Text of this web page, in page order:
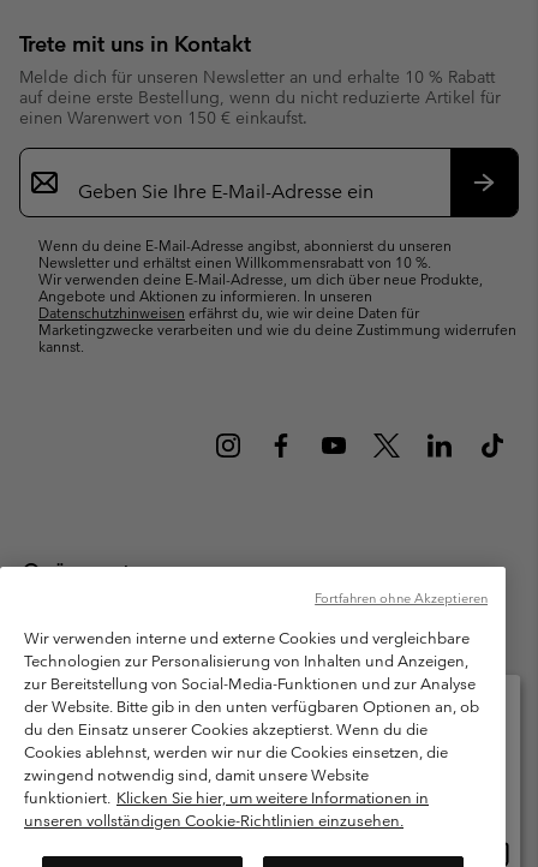
Trete mit uns in Kontakt
Melde dich für unseren Newsletter an und erhalte 10 % Rabatt
auf deine erste Bestellung, wenn du nicht reduzierte Artikel für
einen Warenwert von 150 € einkaufst.
Newsletter-
Anmeldung
Wenn du deine E-Mail-Adresse angibst, abonnierst du unseren
Newsletter und erhältst einen Willkommensrabatt von 10 %.
Wir verwenden deine E-Mail-Adresse, um dich über neue Produkte,
Angebote und Aktionen zu informieren. In unseren
Datenschutzhinweisen erfährst du, wie wir deine Daten für
Marketingzwecke verarbeiten und wie du deine Zustimmung widerrufen
kannst.
Österreich
Columbia Sportswear Austria GmbH. Moosfeldstraße 1, 5101
Bergheim, Salzburg Österreich. Alle Rechte vorbehalten.
Nutzungsbedingungen
Allgemeine Verkaufsbedingungen
Garantie
Datenschutzerklärung
Bestimmungen und Bedingungen des Mitglieder Programms
Nutzungsbedingungen Für Nutzergenerierte Inhalte
Cookies
Wir verwenden interne und externe Cookies und vergleichbare
Technologien zur Personalisierung von Inhalten und Anzeigen,
zur Bereitstellung von Social-Media-Funktionen und zur Analyse
der Website. Bitte gib in den unten verfügbaren Optionen an, ob
du den Einsatz unserer Cookies akzeptierst. Wenn du die
Cookies ablehnst, werden wir nur die Cookies einsetzen, die
zwingend notwendig sind, damit unsere Website
funktioniert. Klicken Sie hier, um weitere Informationen in
unseren vollständigen Cookie-Richtlinien einzusehen.
Fortfahren ohne Akzeptieren
Bitte wählen Sie Ihr Lieferland und Ihre Sprache
Online-Einkauf verfügbar